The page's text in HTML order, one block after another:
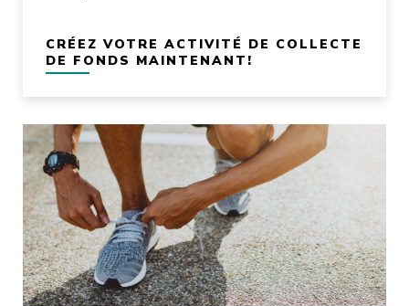
CRÉEZ VOTRE ACTIVITÉ DE COLLECTE
DE FONDS MAINTENANT!